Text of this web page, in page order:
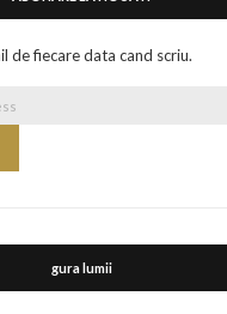
de fiecare data cand scriu.
gura lumii